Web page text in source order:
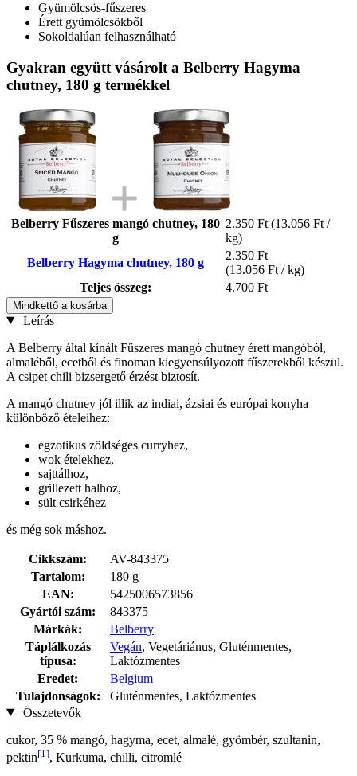
Gyümölcsös-fűszeres
Érett gyümölcsökből
Sokoldalúan felhasználható
Gyakran együtt vásárolt a Belberry Hagyma
chutney, 180 g termékkel
Belberry Fűszeres mangó chutney, 180
g
2.350 Ft (13.056 Ft /
kg)
Belberry Hagyma chutney, 180 g
2.350 Ft
(13.056 Ft / kg)
Teljes összeg:
4.700 Ft
Mindkettő a kosárba
Leírás
A Belberry által kínált Fűszeres mangó chutney érett mangóból,
almaléből, ecetből és finoman kiegyensúlyozott fűszerekből készül.
A csipet chili bizsergető érzést biztosít.
A mangó chutney jól illik az indiai, ázsiai és európai konyha
különböző ételeihez:
egzotikus zöldséges curryhez,
wok ételekhez,
sajttálhoz,
grillezett halhoz,
sült csirkéhez
és még sok máshoz.
Cikkszám:
AV-843375
Tartalom:
180 g
EAN:
5425006573856
Gyártói szám:
843375
Márkák:
Belberry
Táplálkozás
típusa:
Vegán, Vegetáriánus, Gluténmentes,
Laktózmentes
Eredet:
Belgium
Tulajdonságok:
Gluténmentes, Laktózmentes
Összetevők
cukor, 35 % mangó, hagyma, ecet, almalé, gyömbér, szultanin,
pektin[1], Kurkuma, chilli, citromlé